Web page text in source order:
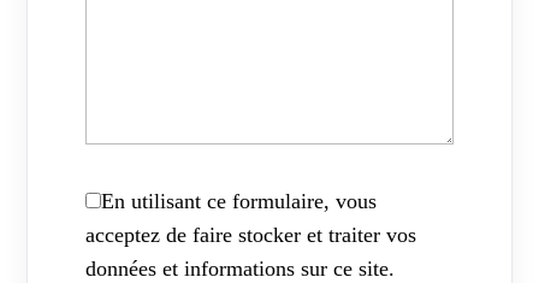
En utilisant ce formulaire, vous
acceptez de faire stocker et traiter vos
données et informations sur ce site.